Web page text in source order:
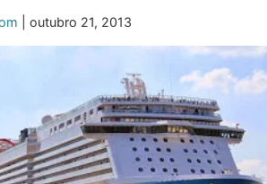
| outubro 21, 2013